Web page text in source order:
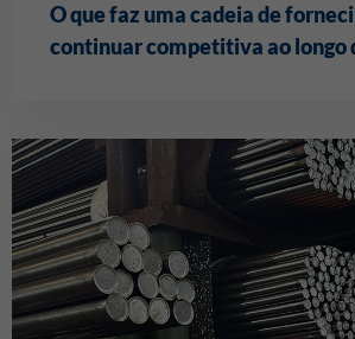
O que faz uma cadeia de
continuar competitiva ao longo